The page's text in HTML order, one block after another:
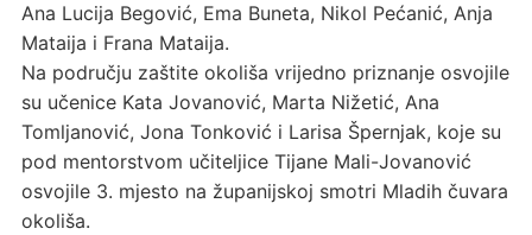
Ana Lucija Begović, Ema Buneta, Nikol Pećanić, Anja
Mataija i Frana Mataija.
Na području zaštite okoliša vrijedno priznanje osvojile
su učenice Kata Jovanović, Marta Nižetić, Ana
Tomljanović, Jona Tonković i Larisa Špernjak, koje su
pod mentorstvom učiteljice Tijane Mali-Jovanović
osvojile 3. mjesto na županijskoj smotri Mladih čuvara
okoliša.